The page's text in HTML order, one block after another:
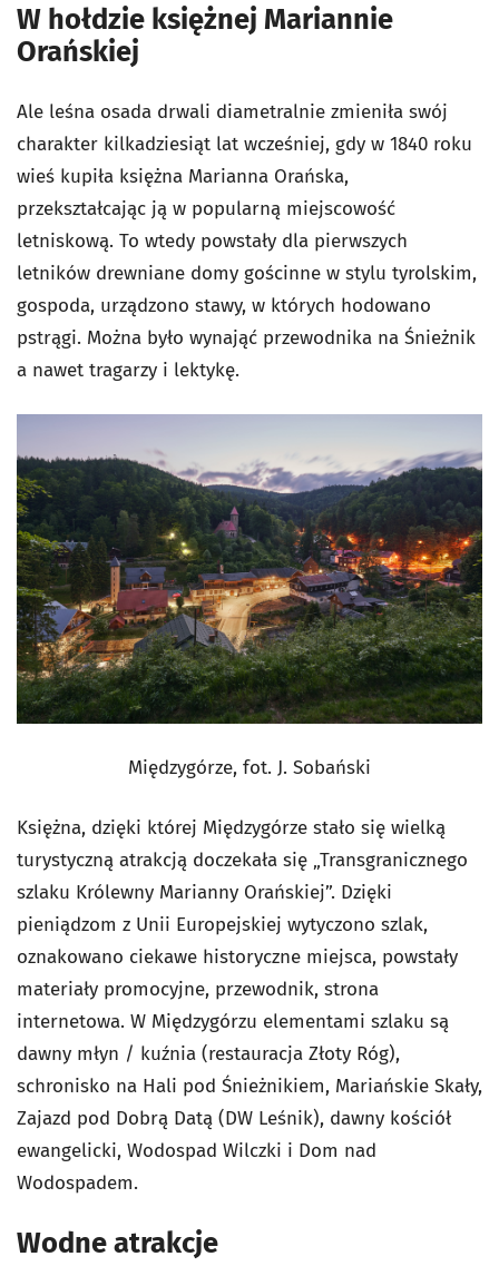
W hołdzie księżnej Mariannie
Orańskiej
Ale leśna osada drwali diametralnie zmieniła swój
charakter kilkadziesiąt lat wcześniej, gdy w 1840 roku
wieś kupiła księżna Marianna Orańska,
przekształcając ją w popularną miejscowość
letniskową. To wtedy powstały dla pierwszych
letników drewniane domy gościnne w stylu tyrolskim,
gospoda, urządzono stawy, w których hodowano
pstrągi. Można było wynająć przewodnika na Śnieżnik
a nawet tragarzy i lektykę.
Międzygórze, fot. J. Sobański
Księżna, dzięki której Międzygórze stało się wielką
turystyczną atrakcją doczekała się „Transgranicznego
szlaku Królewny Marianny Orańskiej”. Dzięki
pieniądzom z Unii Europejskiej wytyczono szlak,
oznakowano ciekawe historyczne miejsca, powstały
materiały promocyjne, przewodnik, strona
internetowa. W Międzygórzu elementami szlaku są
dawny młyn / kuźnia (restauracja Złoty Róg),
schronisko na Hali pod Śnieżnikiem, Mariańskie Skały,
Zajazd pod Dobrą Datą (DW Leśnik), dawny kościół
ewangelicki, Wodospad Wilczki i Dom nad
Wodospadem.
Wodne atrakcje